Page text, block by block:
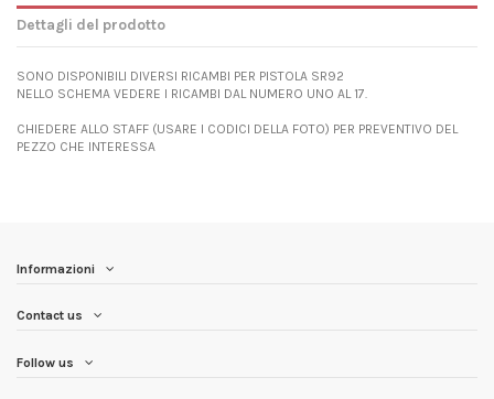
Dettagli del prodotto
SONO DISPONIBILI DIVERSI RICAMBI PER PISTOLA SR92
NELLO SCHEMA VEDERE I RICAMBI DAL NUMERO UNO AL 17.
CHIEDERE ALLO STAFF (USARE I CODICI DELLA FOTO) PER PREVENTIVO DEL
PEZZO CHE INTERESSA
Informazioni
Contact us
Follow us